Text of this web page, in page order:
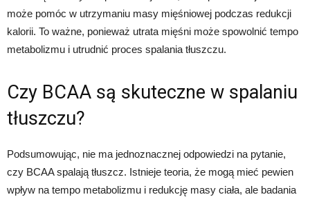
może pomóc w utrzymaniu masy mięśniowej podczas redukcji
kalorii. To ważne, ponieważ utrata mięśni może spowolnić tempo
metabolizmu i utrudnić proces spalania tłuszczu.
Czy BCAA są skuteczne w spalaniu
tłuszczu?
Podsumowując, nie ma jednoznacznej odpowiedzi na pytanie,
czy BCAA spalają tłuszcz. Istnieje teoria, że mogą mieć pewien
wpływ na tempo metabolizmu i redukcję masy ciała, ale badania